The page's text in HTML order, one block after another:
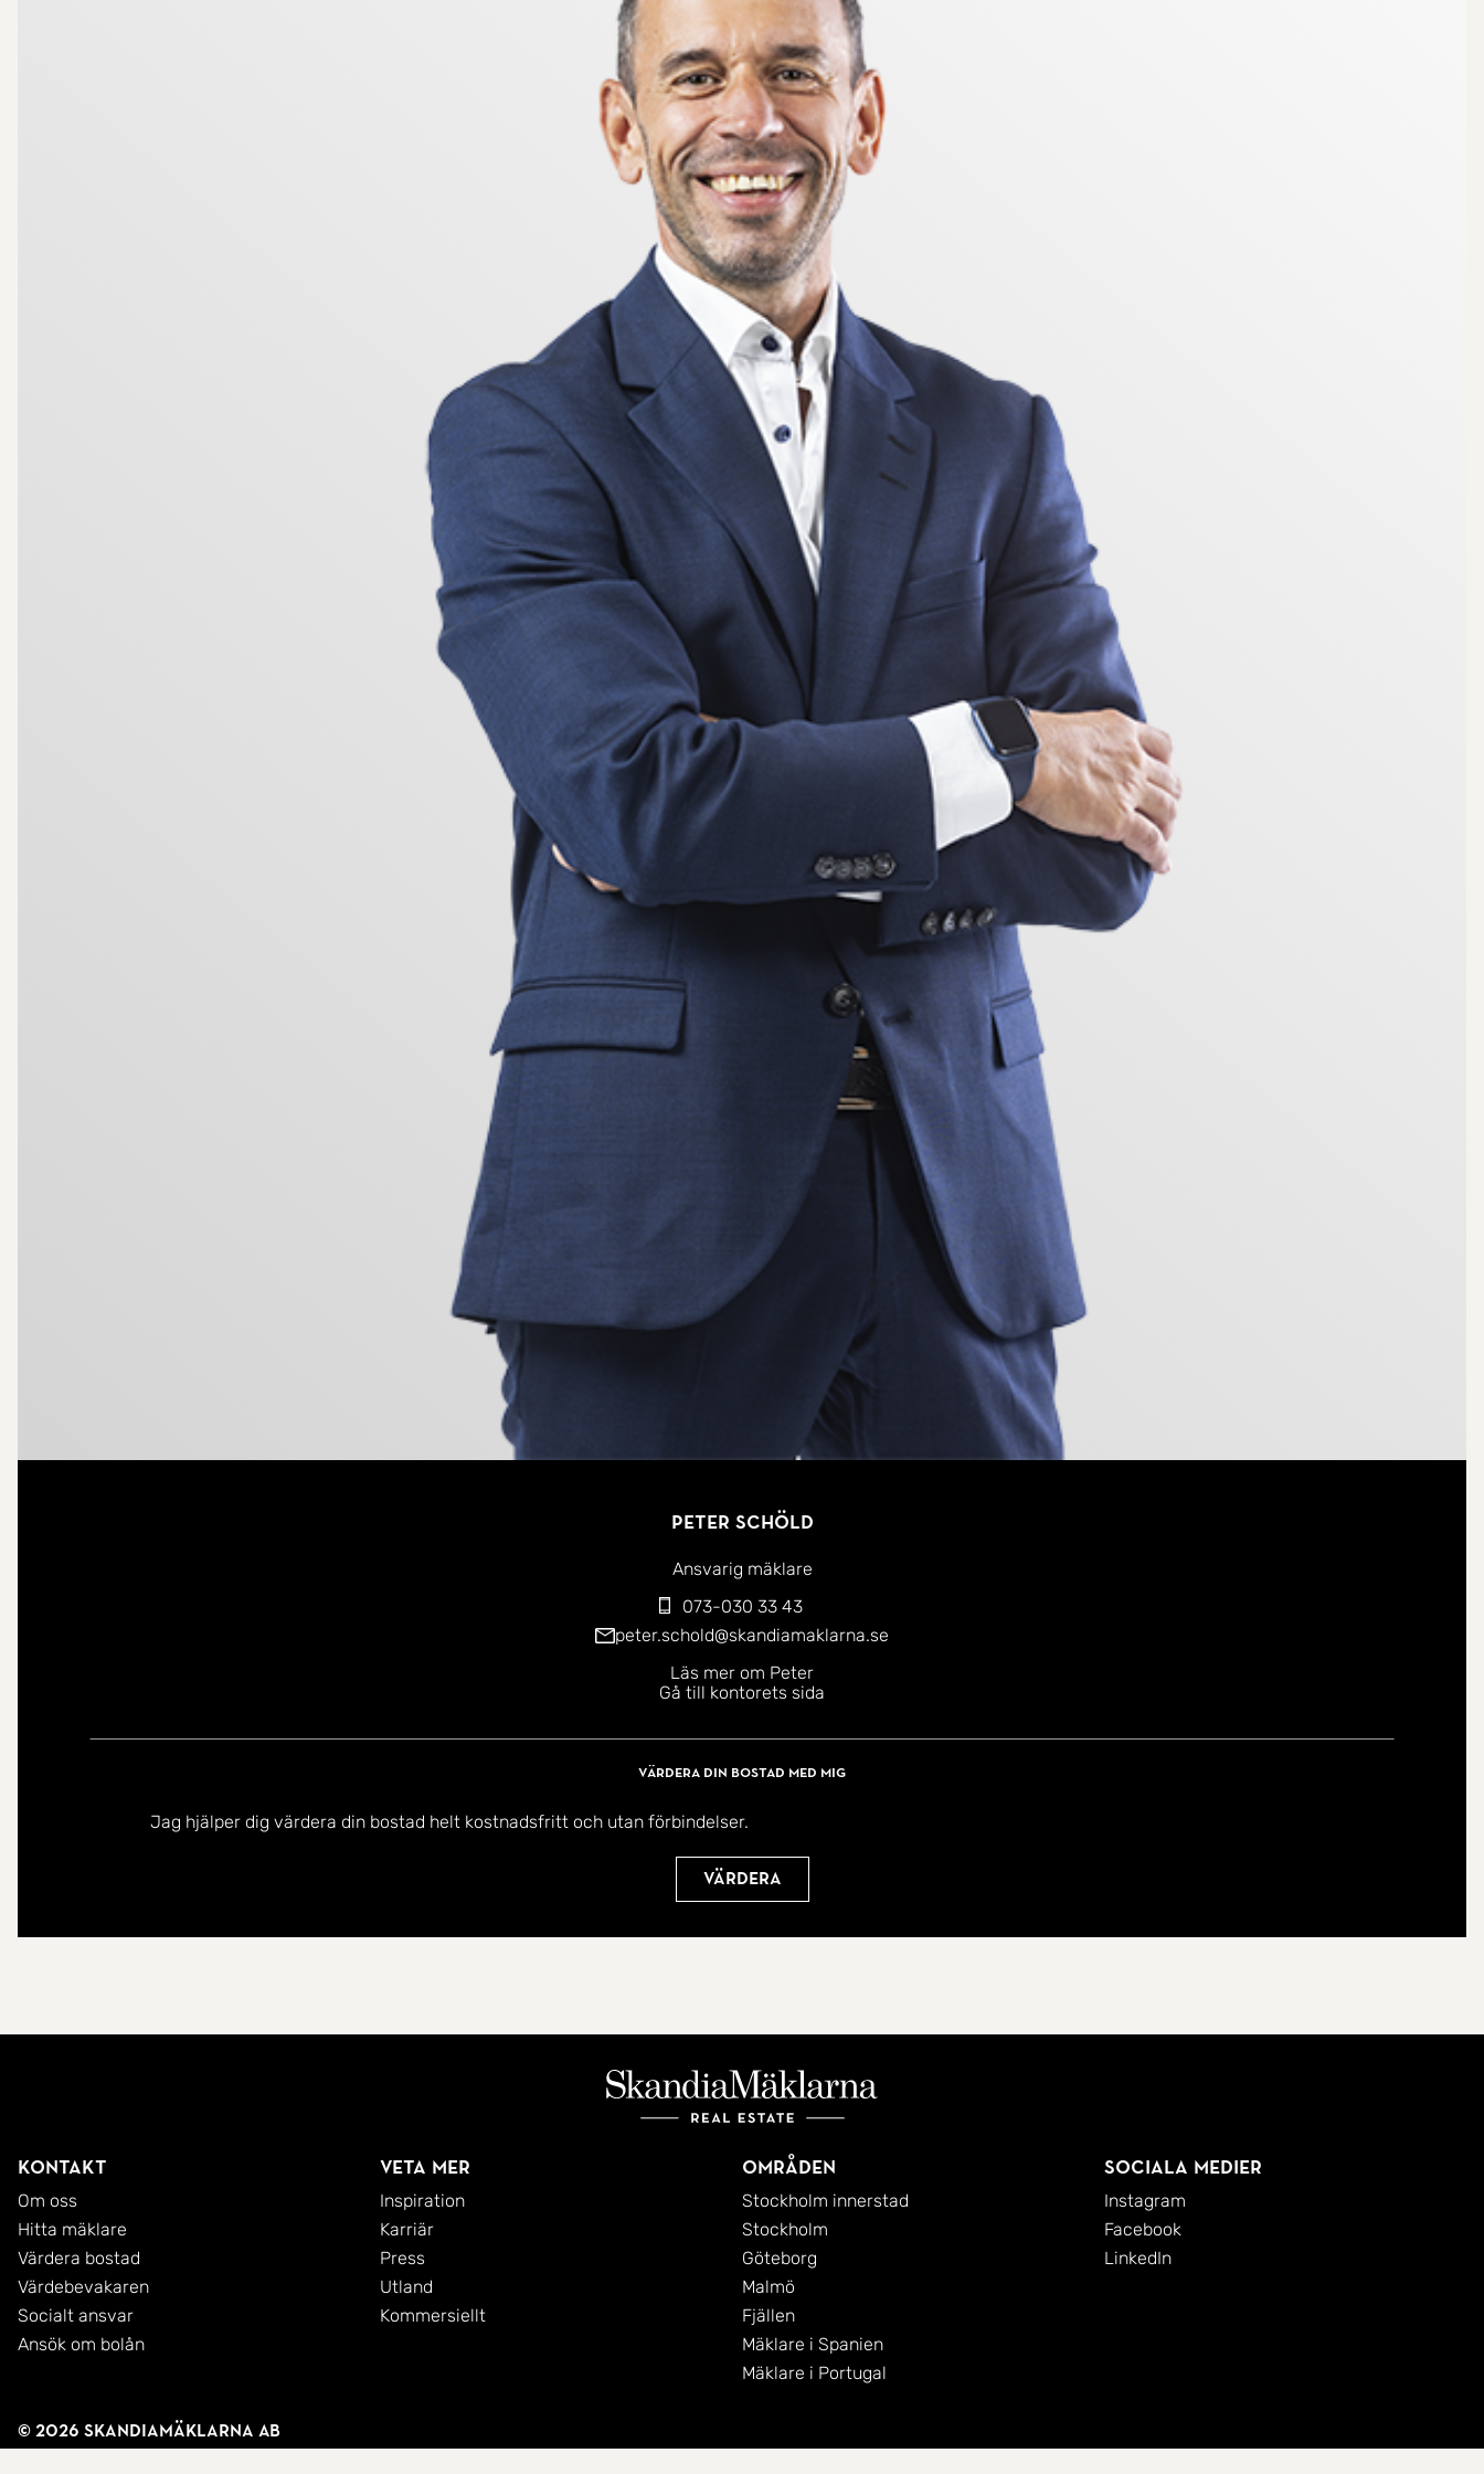
Valla är ett av Linköpings mest eftertraktade områden. Här kombineras lugna, gröna omgivningar med närhet till allt. Du har bekvämt cykelavstånd till Linköpings
citykärna med dess restauranger, shopping och nöjesliv. Universitetssjukhuset nås smidigt, likaså Linköpings universitet och Mjärdevi Science Park, perfekt för
såväl studenter som yrkesverksamma. Goda bussförbindelser och välutbyggda gång- och cykelvägar gör det enkelt att ta sig runt. I närområdet finns även
Gamla Linköping, Vallaskogen, mataffär, skolor, förskolor, restauranger och till och med golfbana, en kombination av stadspuls och natur som är svår att slå.
Detta är ett hem för dig som söker något utöver det vanliga, renoverat, inflyttningsklart och beläget högst upp i huset med ett fantastiskt läge.
Peter Schöld
Ansvarig mäklare
073-030 33 43
peter.schold@skandiamaklarna.se
Läs mer om Peter
Gå till kontorets sida
Värdera din bostad med mig
Jag hjälper dig värdera din bostad helt kostnadsfritt och utan förbindelser.
Värdera
Kontakt
Om oss
Hitta mäklare
Värdera bostad
Värdebevakaren
Socialt ansvar
Ansök om bolån
Veta mer
Inspiration
Karriär
Press
Utland
Kommersiellt
Områden
Stockholm innerstad
Stockholm
Göteborg
Malmö
Fjällen
Mäklare i Spanien
Mäklare i Portugal
Sociala medier
Instagram
Facebook
LinkedIn
© 2026 SkandiaMäklarna AB